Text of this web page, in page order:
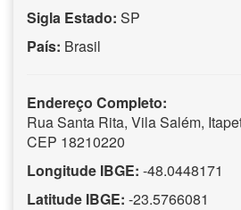
Sigla Estado: SP
País: Brasil
Endereço Completo:
Rua Santa Rita, Vila Salém,
CEP 18210220
Longitude IBGE: -48.0448171
Latitude IBGE: -23.5766081